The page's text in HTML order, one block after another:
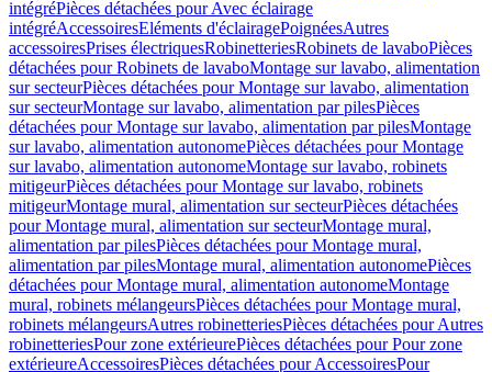
intégréPièces détachées pour Avec éclairage
intégréAccessoiresEléments d'éclairagePoignéesAutres
accessoiresPrises électriquesRobinetteriesRobinets de lavaboPièces
détachées pour Robinets de lavaboMontage sur lavabo, alimentation
sur secteurPièces détachées pour Montage sur lavabo, alimentation
sur secteurMontage sur lavabo, alimentation par pilesPièces
détachées pour Montage sur lavabo, alimentation par pilesMontage
sur lavabo, alimentation autonomePièces détachées pour Montage
sur lavabo, alimentation autonomeMontage sur lavabo, robinets
mitigeurPièces détachées pour Montage sur lavabo, robinets
mitigeurMontage mural, alimentation sur secteurPièces détachées
pour Montage mural, alimentation sur secteurMontage mural,
alimentation par pilesPièces détachées pour Montage mural,
alimentation par pilesMontage mural, alimentation autonomePièces
détachées pour Montage mural, alimentation autonomeMontage
mural, robinets mélangeursPièces détachées pour Montage mural,
robinets mélangeursAutres robinetteriesPièces détachées pour Autres
robinetteriesPour zone extérieurePièces détachées pour Pour zone
extérieureAccessoiresPièces détachées pour AccessoiresPour